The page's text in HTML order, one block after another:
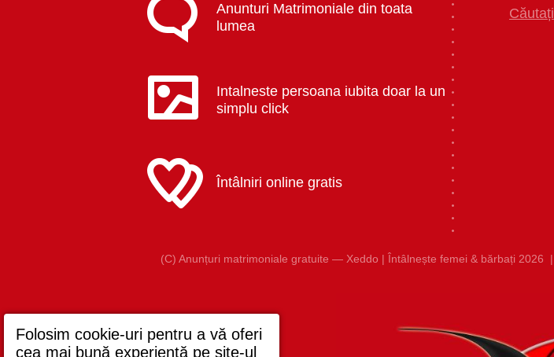
Anunturi Matrimoniale din toata
lumea
Intalneste persoana iubita doar la un
simplu click
Întâlniri online gratis
Căutați
(C) Anunțuri matrimoniale gratuite — Xeddo | Întâlnește femei & bărbați 2026 |
Folosim cookie-uri pentru a vă oferi
cea mai bună experiență pe site-ul